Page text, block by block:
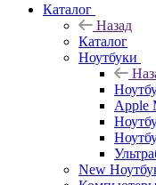
Каталог
Назад
Каталог
Ноутбуки
Apple
New